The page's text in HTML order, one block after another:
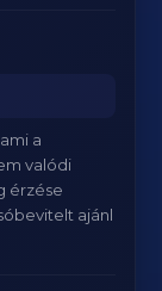
a
valódi
érzése
ajánl